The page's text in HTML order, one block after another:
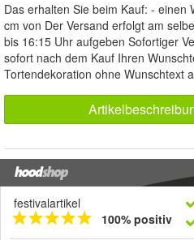
Das erhalten Sie beim Kauf: - einen
cm von Der Versand erfolgt am
bis 16:15 Uhr aufgeben Sofortiger
sofort nach dem Kauf Ihren
Tortendekoration ohne Wunschtext
festivalartikel
100% positiv